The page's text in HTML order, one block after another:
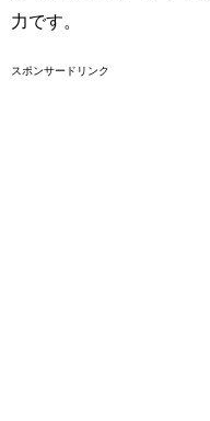
力です。
スポンサードリンク